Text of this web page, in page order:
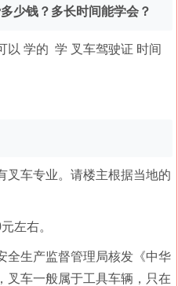
少钱？多长时间能学会？
以 学的 学 叉车驾驶证 时间
叉车专业。请楼主根据当地的
左右。
全生产监督管理局核发《中华
叉车一般属于工具车辆，只在